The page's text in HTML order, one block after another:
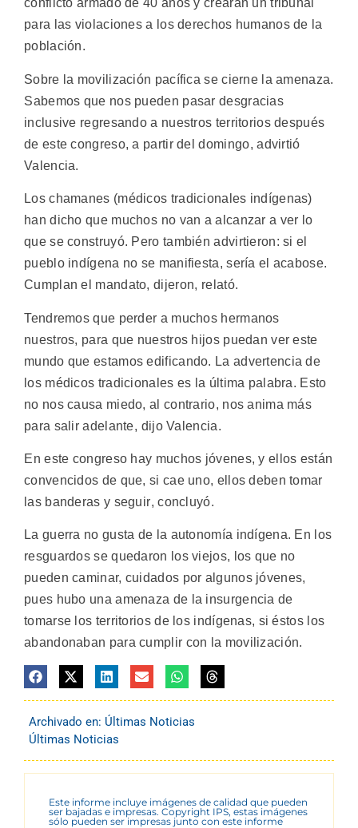
conflicto armado de 40 años y crearán un tribunal
para las violaciones a los derechos humanos de la
población.
Sobre la movilización pacífica se cierne la amenaza.
Sabemos que nos pueden pasar desgracias
inclusive regresando a nuestros territorios después
de este congreso, a partir del domingo, advirtió
Valencia.
Los chamanes (médicos tradicionales indígenas)
han dicho que muchos no van a alcanzar a ver lo
que se construyó. Pero también advirtieron: si el
pueblo indígena no se manifiesta, sería el acabose.
Cumplan el mandato, dijeron, relató.
Tendremos que perder a muchos hermanos
nuestros, para que nuestros hijos puedan ver este
mundo que estamos edificando. La advertencia de
los médicos tradicionales es la última palabra. Esto
no nos causa miedo, al contrario, nos anima más
para salir adelante, dijo Valencia.
En este congreso hay muchos jóvenes, y ellos están
convencidos de que, si cae uno, ellos deben tomar
las banderas y seguir, concluyó.
La guerra no gusta de la autonomía indígena. En los
resguardos se quedaron los viejos, los que no
pueden caminar, cuidados por algunos jóvenes,
pues hubo una amenaza de la insurgencia de
tomarse los territorios de los indígenas, si éstos los
abandonaban para cumplir con la movilización.
Archivado en: Últimas Noticias
Últimas Noticias
Este informe incluye imágenes de calidad que pueden
ser bajadas e impresas. Copyright IPS, estas imágenes
sólo pueden ser impresas junto con este informe